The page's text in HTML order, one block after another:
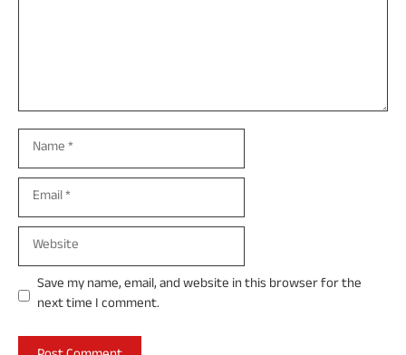
Name
Email
Website
Save my name, email, and website in this browser for the
next time I comment.